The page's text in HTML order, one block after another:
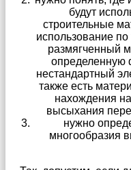
будут
строительные
использование по
размягченный
определенную
нестандартный
также есть
нахождения
высыхания
нужно
многообразия